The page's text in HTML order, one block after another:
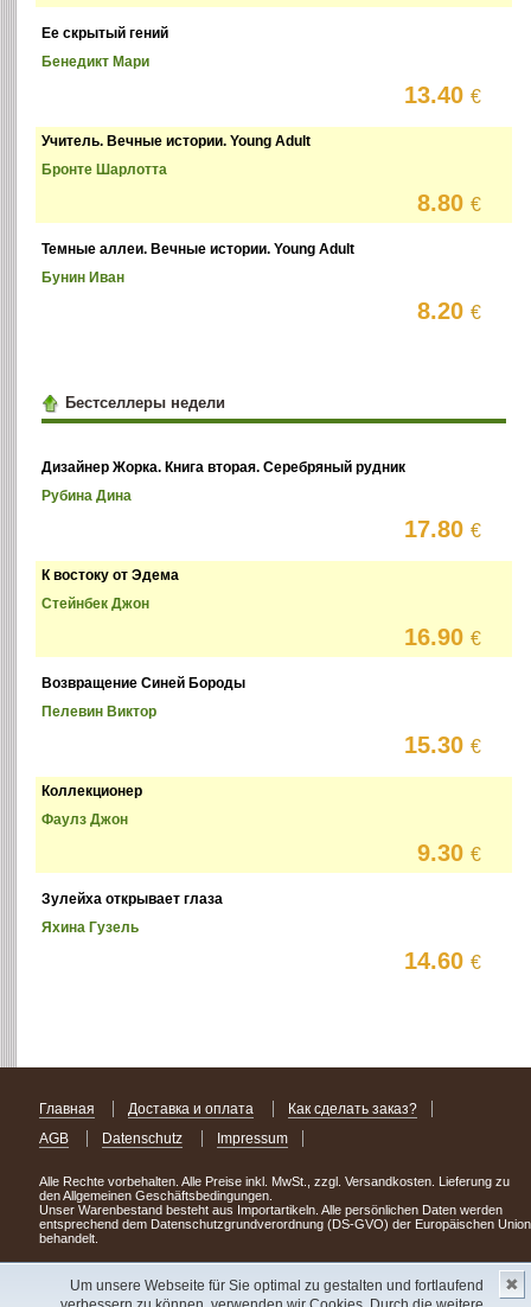
Um unsere Webseite für Sie optimal zu gestalten und fortlaufend
✖
Ее скрытый гений
Бенедикт Мари
13.40€
Учитель. Вечные истории. Young Adult
Бронте Шарлотта
8.80€
Темные аллеи. Вечные истории. Young Adult
Бунин Иван
8.20€
Бестселлеры недели
Дизайнер Жорка. Книга вторая. Серебряный рудник
Рубина Дина
17.80€
К востоку от Эдема
Стейнбек Джон
16.90€
Возвращение Синей Бороды
Пелевин Виктор
15.30€
Коллекционер
Фаулз Джон
9.30€
Зулейха открывает глаза
Яхина Гузель
14.60€
Главная Доставка и оплата
Как сделать заказ?
AGB
Datenschutz Impressum
Alle Rechte vorbehalten. Alle Preise inkl. MwSt., zzgl. Versandkosten. Lieferung zu
den Allgemeinen Geschäftsbedingungen.
Unser Warenbestand besteht aus Importartikeln. Alle persönlichen Daten werden
entsprechend dem Datenschutzgrundverordnung (DS-GVO) der Europäischen Union
behandelt.
Сделав заказ сегодня, уже через день или два Вы можете стать обладателем
НОВИНКИ из Германии! Удачного поиска!